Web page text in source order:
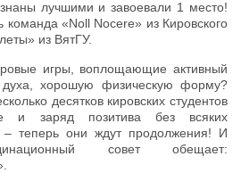
лучшими и завоевали 1 место!
«Noll Nocere» из Кировского
из ВятГУ.
игры, воплощающие активный
духа, хорошую физическую форму?
десятков кировских студентов
и заряд позитива без всяких
– теперь они ждут продолжения! И
совет обещает: